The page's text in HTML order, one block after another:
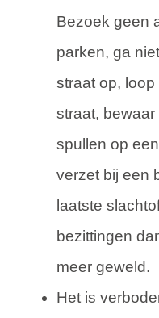
Bezoek geen
parken, ga
straat op,
straat,
spullen op
verzet bij een
laatste
bezittingen
meer geweld.
Het is